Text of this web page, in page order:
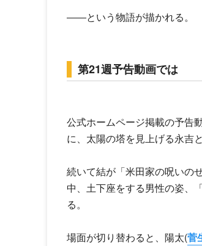
――という物語が描かれる。
第21週予告動画では
公式ホームページ掲載の予告
に、太陽の塔を見上げる永吉
続いて結が「米田家の呪いの
中、土下座をする男性の姿、
る。
場面が切り替わると、陽太(菅